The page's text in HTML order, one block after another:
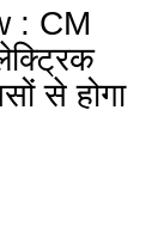
: CM
से होगा